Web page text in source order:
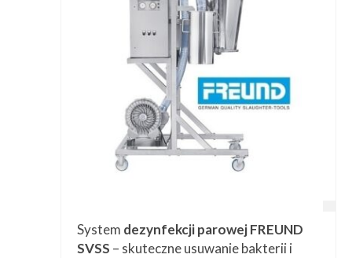
System dezynfekcji parowej FREUND
SVSS – skuteczne usuwanie bakterii i